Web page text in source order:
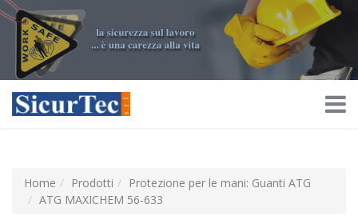
Home Prodotti
Protezione per le mani: Guanti ATG
ATG MAXICHEM 56-633